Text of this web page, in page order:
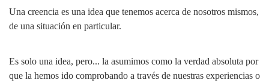
Una creencia es una idea que tenemos acerca de nosotros mismos,
de una situación en particular.
Es solo una idea, pero... la asumimos como la verdad absoluta por
que la hemos ido comprobando a través de nuestras experiencias o